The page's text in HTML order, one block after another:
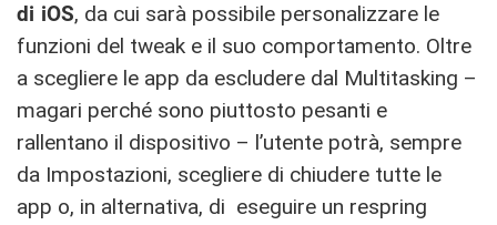
di iOS, da cui sarà possibile personalizzare le
funzioni del tweak e il suo comportamento. Oltre
a scegliere le app da escludere dal Multitasking –
magari perché sono piuttosto pesanti e
rallentano il dispositivo – l’utente potrà, sempre
da Impostazioni, scegliere di chiudere tutte le
app o, in alternativa, di eseguire un respring